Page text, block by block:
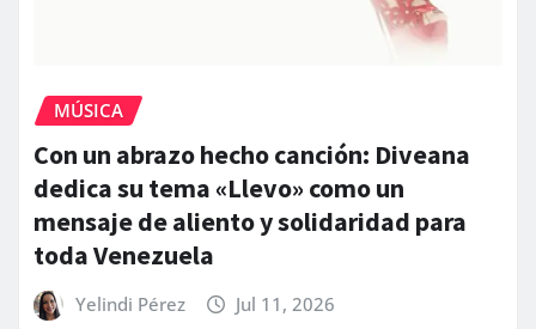
MÚSICA
Con un abrazo hecho canción: Diveana
dedica su tema «Llevo» como un
mensaje de aliento y solidaridad para
toda Venezuela
Yelindi Pérez Jul 11, 2026